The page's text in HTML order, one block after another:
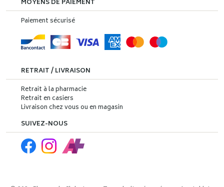
MOYENS DE PAIEMENT
Paiement sécurisé
RETRAIT / LIVRAISON
Retrait à la pharmacie
Retrait en casiers
Livraison chez vous ou en magasin
SUIVEZ-NOUS